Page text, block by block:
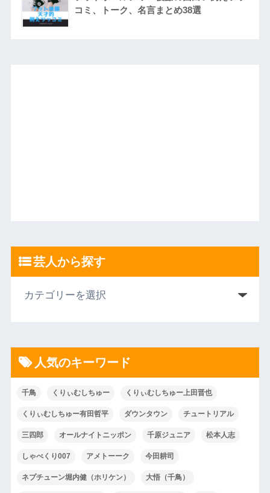
コミ、トーク、名言まとめ38選
芸人から探す
人気のキーワード
千鳥 くりぃむしちゅー くりぃむしちゅー上田晋也
くりぃむしちゅー有田哲平 ダウンタウン チュートリアル
三四郎 オールナイトニッポン 千原ジュニア 松本人志
しゃべくり007 アメトーーク 今田耕司
ネプチューン堀内健（ホリケン） 大悟（千鳥）